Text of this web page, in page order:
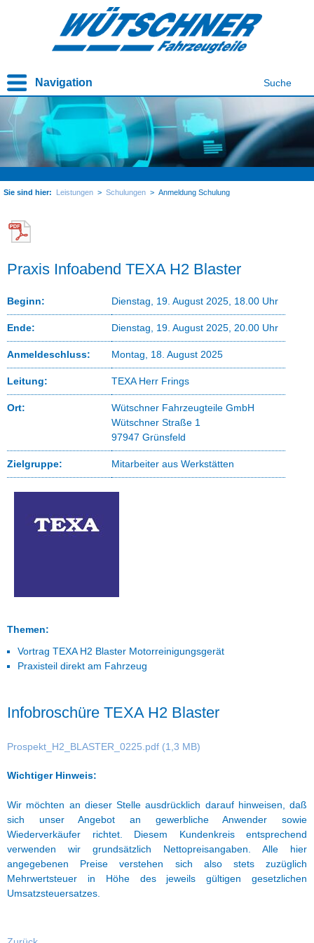
Suche
Navigation
Sie sind hier: Leistungen > Schulungen > Anmeldung Schulung
Praxis Infoabend TEXA H2 Blaster
Beginn: Dienstag, 19. August 2025, 18.00 Uhr
Ende: Dienstag, 19. August 2025, 20.00 Uhr
Anmeldeschluss: Montag, 18. August 2025
Leitung: TEXA Herr Frings
Ort:
Wütschner Fahrzeugteile GmbH
Wütschner Straße 1
97947 Grünsfeld
Zielgruppe: Mitarbeiter aus Werkstätten
Themen:
Vortrag TEXA H2 Blaster Motorreinigungsgerät
Praxisteil direkt am Fahrzeug
Infobroschüre TEXA H2 Blaster
Prospekt_H2_BLASTER_0225.pdf (1,3 MB)
Wichtiger Hinweis:
Wir möchten an dieser Stelle ausdrücklich darauf hinweisen, daß
sich unser Angebot an gewerbliche Anwender sowie
Wiederverkäufer richtet. Diesem Kundenkreis entsprechend
verwenden wir grundsätzlich Nettopreisangaben. Alle hier
angegebenen Preise verstehen sich also stets zuzüglich
Mehrwertsteuer in Höhe des jeweils gültigen gesetzlichen
Umsatzsteuersatzes.